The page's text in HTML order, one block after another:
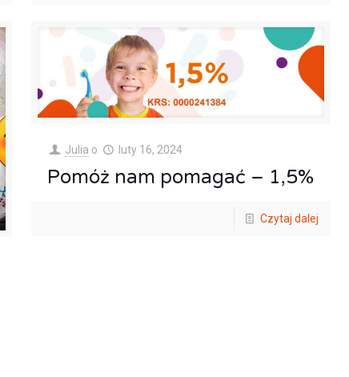
Julia o luty 16, 2024
Pomóż nam pomagać – 1,5%
Czytaj dalej